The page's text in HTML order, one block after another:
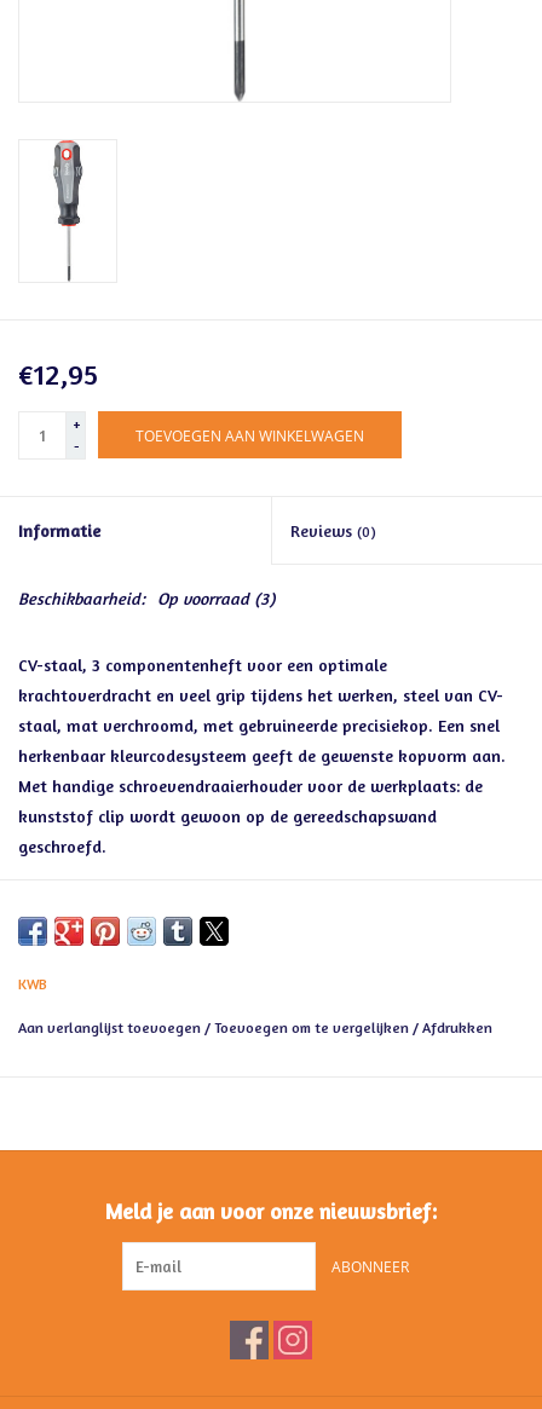
€12,95
+
-
TOEVOEGEN AAN WINKELWAGEN
Informatie Reviews (0)
Beschikbaarheid: Op voorraad(3)
CV-staal, 3 componentenheft voor een optimale
krachtoverdracht en veel grip tijdens het werken, steel van CV-
staal, mat verchroomd, met gebruineerde precisiekop. Een snel
herkenbaar kleurcodesysteem geeft de gewenste kopvorm aan.
Met handige schroevendraaierhouder voor de werkplaats: de
kunststof clip wordt gewoon op de gereedschapswand
geschroefd.
KWB
Aan verlanglijst toevoegen / Toevoegen om te vergelijken / Afdrukken
Meld je aan voor onze nieuwsbrief:
ABONNEER